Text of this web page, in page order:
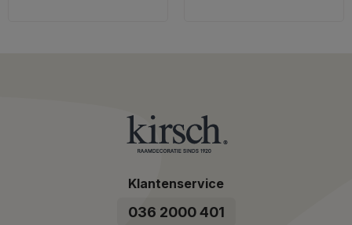
Klantenservice
036 2000 401